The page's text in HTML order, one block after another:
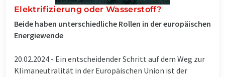
Elektrifizierung oder Wasserstoff?
Beide haben unterschiedliche Rollen in der europäischen
Energiewende
20.02.2024 - Ein entscheidender Schritt auf dem Weg zur
Klimaneutralität in der Europäischen Union ist der